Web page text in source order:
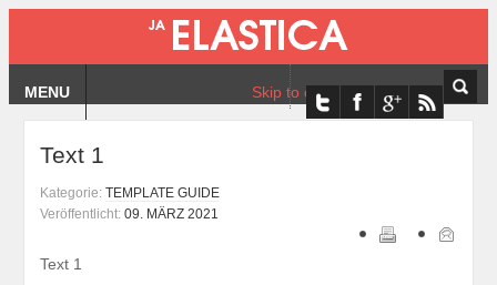
MENU Skip to content
Text 1
Kategorie: TEMPLATE GUIDE
Veröffentlicht: 09. MÄRZ 2021
Text 1